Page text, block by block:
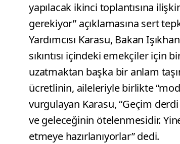
yapılacak ikinci toplantısına
gerekiyor” açıklamasına sert
Yardımcısı Karasu, Bakan
sıkıntısı içindeki emekçiler için
uzatmaktan başka bir anlam
ücretlinin, aileleriyle birlikte
vurgulayan Karasu, “Geçim derdi
ve geleceğinin ötelenmesidir.
etmeye hazırlanıyorlar” dedi.